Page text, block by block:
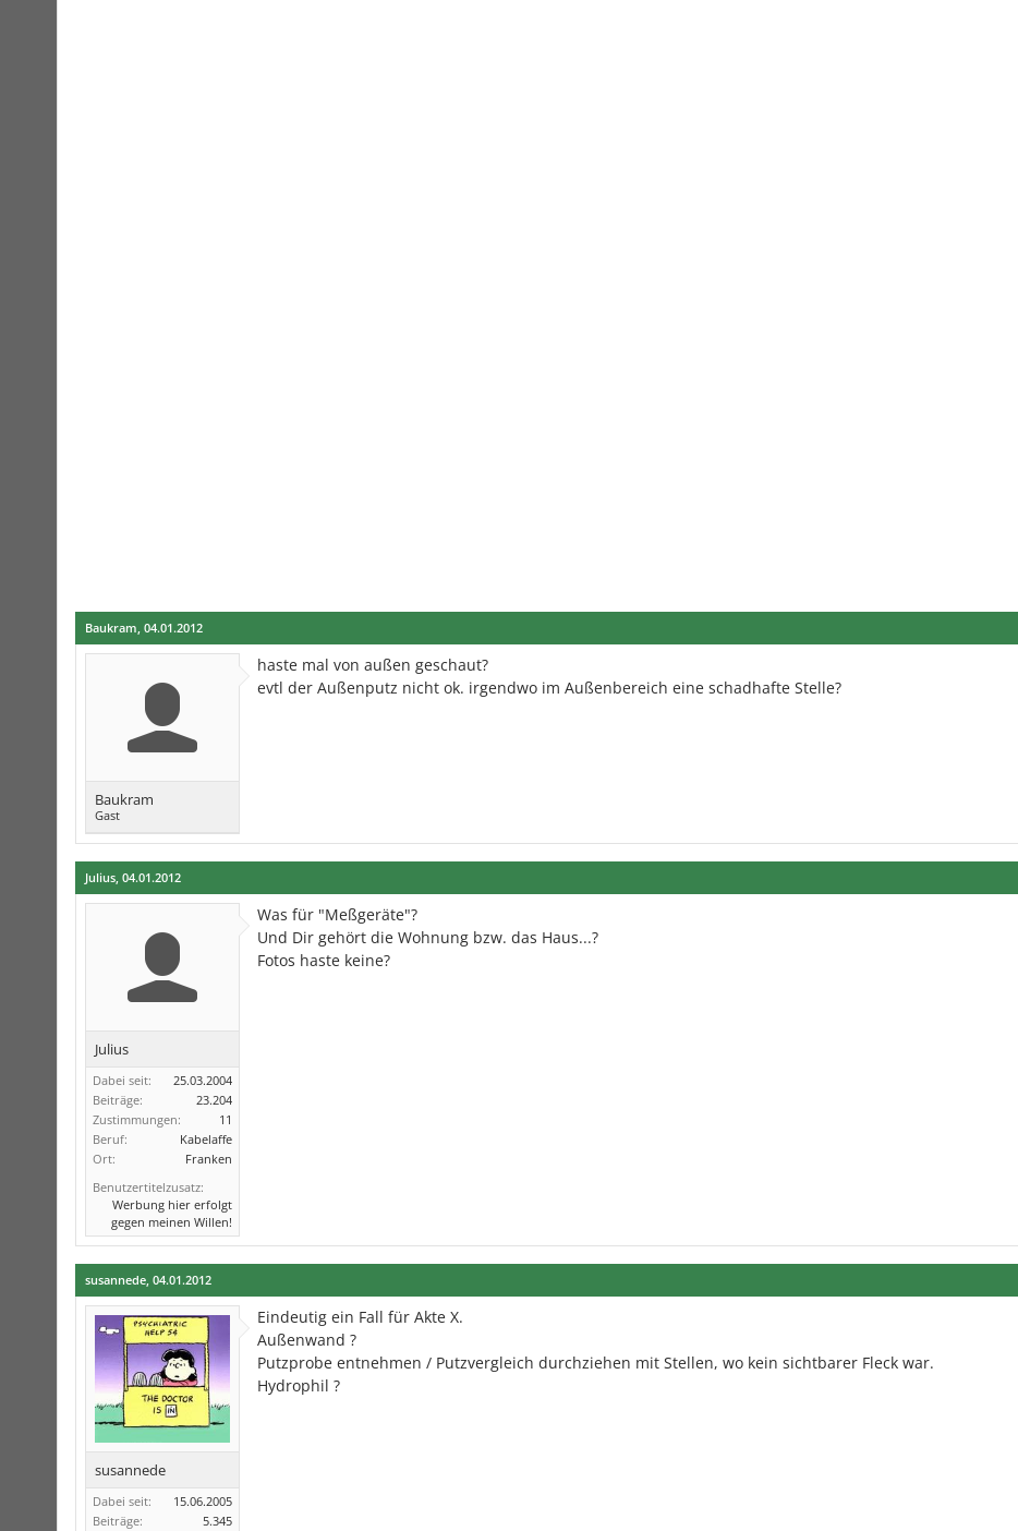
Baukram, 04.01.2012
Baukram
Gast
haste mal von außen geschaut?
evtl der Außenputz nicht ok. irgendwo im Außenbereich eine schadhafte Stelle?
Julius, 04.01.2012
Julius
Dabei seit:
25.03.2004
Beiträge:
23.204
Zustimmungen:
11
Beruf:
Kabelaffe
Ort:
Franken
Benutzertitelzusatz:
Werbung hier erfolgt
gegen meinen Willen!
Was für "Meßgeräte"?
Und Dir gehört die Wohnung bzw. das Haus...?
Fotos haste keine?
susannede, 04.01.2012
susannede
Dabei seit:
15.06.2005
Beiträge:
5.345
Eindeutig ein Fall für Akte X.
Außenwand ?
Putzprobe entnehmen / Putzvergleich durchziehen mit Stellen, wo kein sichtbarer Fleck war.
Hydrophil ?